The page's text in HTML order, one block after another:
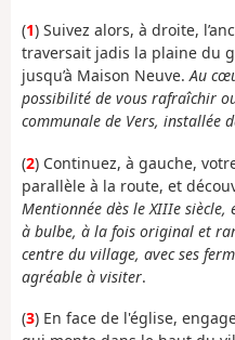
(1) Suivez alors, à droite,
traversait jadis la plaine du
jusqu’à Maison Neuve.Au
possibilité de vous rafraîchir
communale de Vers, installée
(2) Continuez, à gauche,
parallèle à la route, et
Mentionnée dès le XIIIe
à bulbe, à la fois original et
centre du village, avec ses
agréable à visiter.
(3) En face de l'église,